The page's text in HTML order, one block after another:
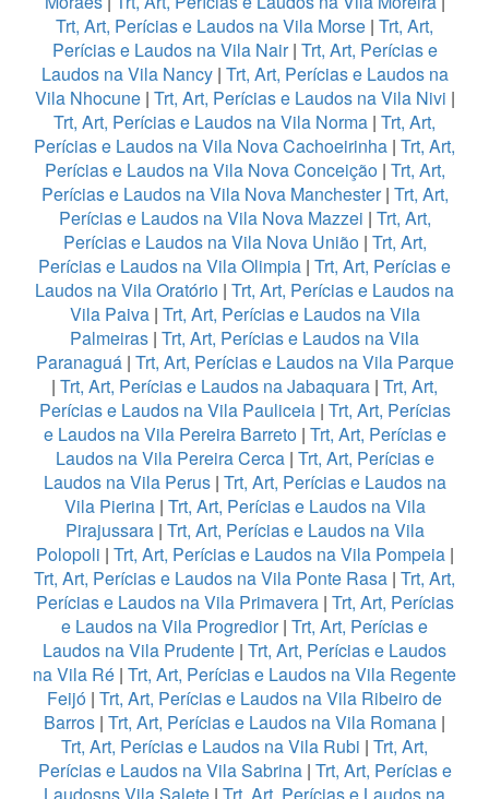
Trt, Art, Perícias e Laudos na Vila Morse | Trt, Art,
Perícias e Laudos na Vila Nair| Trt, Art, Perícias e
Laudos na Vila Nancy| Trt, Art, Perícias e Laudos na
Vila Nhocune| Trt, Art, Perícias e Laudos na Vila Nivi |
Trt, Art, Perícias e Laudos na Vila Norma | Trt, Art,
Perícias e Laudos na Vila Nova Cachoeirinha | Trt, Art,
Perícias e Laudos na Vila Nova Conceição| Trt, Art,
Perícias e Laudos na Vila Nova Manchester| Trt, Art,
Perícias e Laudos na Vila Nova Mazzei | Trt, Art,
Perícias e Laudos na Vila Nova União| Trt, Art,
Perícias e Laudos na Vila Olimpia | Trt, Art, Perícias e
Laudos na Vila Oratório | Trt, Art, Perícias e Laudos na
Vila Paiva| Trt, Art, Perícias e Laudos na Vila
Palmeiras | Trt, Art, Perícias e Laudos na Vila
Paranaguá| Trt, Art, Perícias e Laudos na Vila Parque
| Trt, Art, Perícias e Laudos na Jabaquara | Trt, Art,
Perícias e Laudos na Vila Pauliceia| Trt, Art, Perícias
e Laudos na Vila Pereira Barreto| Trt, Art, Perícias e
Laudos na Vila Pereira Cerca| Trt, Art, Perícias e
Laudos na Vila Perus| Trt, Art, Perícias e Laudos na
Vila Pierina| Trt, Art, Perícias e Laudos na Vila
Pirajussara| Trt, Art, Perícias e Laudos na Vila
Polopoli | Trt, Art, Perícias e Laudos na Vila Pompeia|
Trt, Art, Perícias e Laudos na Vila Ponte Rasa | Trt, Art,
Perícias e Laudos na Vila Primavera| Trt, Art, Perícias
e Laudos na Vila Progredior| Trt, Art, Perícias e
Laudos na Vila Prudente | Trt, Art, Perícias e Laudos
na Vila Ré | Trt, Art, Perícias e Laudos na Vila Regente
Feijó | Trt, Art, Perícias e Laudos na Vila Ribeiro de
Barros | Trt, Art, Perícias e Laudos na Vila Romana |
Trt, Art, Perícias e Laudos na Vila Rubi | Trt, Art,
Perícias e Laudos na Vila Sabrina| Trt, Art, Perícias e